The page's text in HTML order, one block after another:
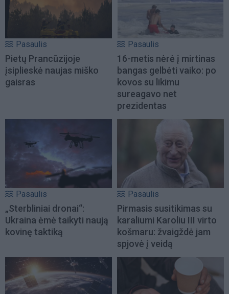
Pasaulis
Pietų Prancūzijoje
įsiplieskė naujas miško
gaisras
Pasaulis
16-metis nėrė į mirtinas
bangas gelbėti vaiko: po
kovos su likimu
sureagavo net
prezidentas
Pasaulis
„Sterbliniai dronai“:
Ukraina ėmė taikyti naują
kovinę taktiką
Pasaulis
Pirmasis susitikimas su
karaliumi Karoliu III virto
košmaru: žvaigždė jam
spjovė į veidą